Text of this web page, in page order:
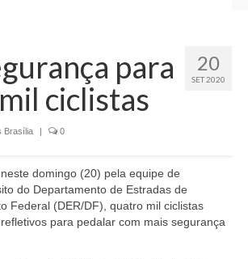
20
SET 2020
para
ciclistas
Brasília | 0
domingo (20) pela equipe de
do Departamento de Estradas de
Federal (DER/DF), quatro mil ciclistas
para pedalar com mais segurança